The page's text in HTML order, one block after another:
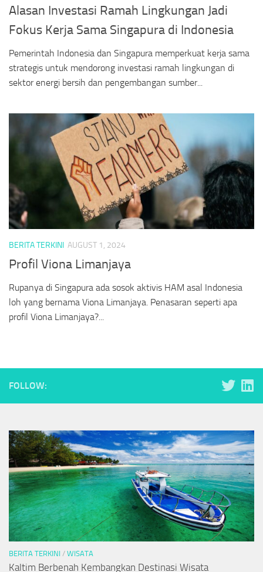
Alasan Investasi Ramah Lingkungan Jadi
Fokus Kerja Sama Singapura di Indonesia
Pemerintah Indonesia dan Singapura memperkuat kerja sama
strategis untuk mendorong investasi ramah lingkungan di
sektor energi bersih dan pengembangan sumber...
BERITA TERKINI AUGUST 1, 2024
Profil Viona Limanjaya
Rupanya di Singapura ada sosok aktivis HAM asal Indonesia
loh yang bernama Viona Limanjaya. Penasaran seperti apa
profil Viona Limanjaya?...
FOLLOW:
BERITA TERKINI / WISATA
Kaltim Berbenah Kembangkan Destinasi Wisata